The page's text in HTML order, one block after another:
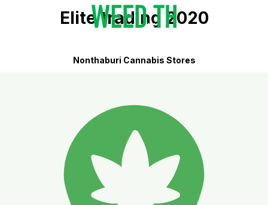
Elite trading 2020
Nonthaburi Cannabis Stores